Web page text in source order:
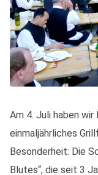
Am 4. Juli haben
einmaljährliches
Besonderheit: Die
Blutes“, die seit 3